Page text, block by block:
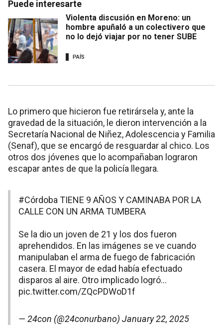
Puede interesarte
Violenta discusión en Moreno: un
hombre apuñaló a un colectivero que
no lo dejó viajar por no tener SUBE
PAÍS
Lo primero que hicieron fue retirársela y, ante la
gravedad de la situación, le dieron intervención a la
Secretaría Nacional de Niñez, Adolescencia y Familia
(Senaf), que se encargó de resguardar al chico. Los
otros dos jóvenes que lo acompañaban lograron
escapar antes de que la policía llegara.
#Córdoba TIENE 9 AÑOS Y CAMINABA POR LA
CALLE CON UN ARMA TUMBERA
Se la dio un joven de 21 y los dos fueron
aprehendidos. En las imágenes se ve cuando
manipulaban el arma de fuego de fabricación
casera. El mayor de edad había efectuado
disparos al aire. Otro implicado logró…
pic.twitter.com/ZQcPDWoD1f
— 24con (@24conurbano) January 22, 2025